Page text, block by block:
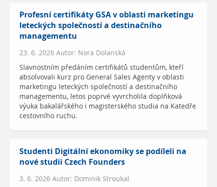
Profesní certifikáty GSA v oblasti marketingu
leteckých společností a destinačního
managementu
23. 6. 2026 Autor: Nora Dolanská
Slavnostním předáním certifikátů studentům, kteří
absolvovali kurz pro General Sales Agenty v oblasti
marketingu leteckých společností a destinačního
managementu, letos poprvé vyvrcholila doplňková
výuka bakalářského i magisterského studia na Katedře
cestovního ruchu.
Studenti Digitální ekonomiky se podíleli na
nové studii Czech Founders
3. 6. 2026 Autor: Dominik Stroukal